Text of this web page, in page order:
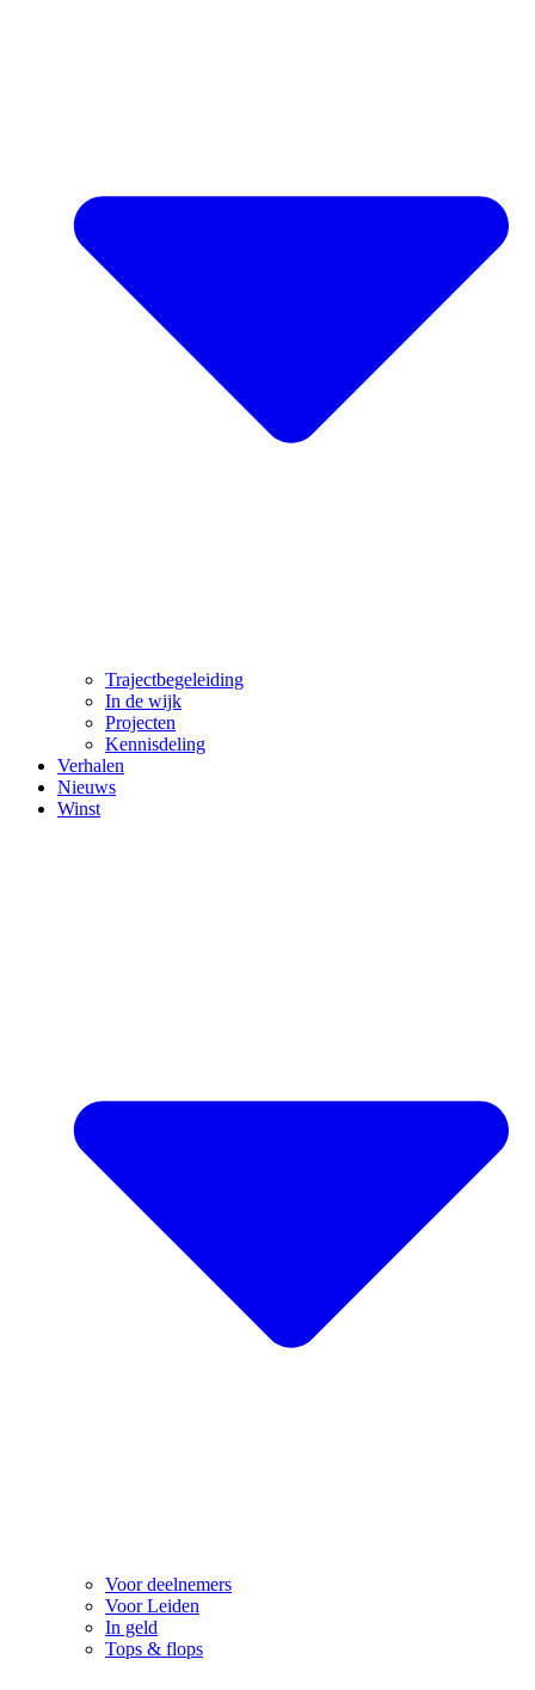
Trajectbegeleiding
In de wijk
Projecten
Kennisdeling
Verhalen
Nieuws
Winst
Voor deelnemers
Voor Leiden
In geld
Tops & flops